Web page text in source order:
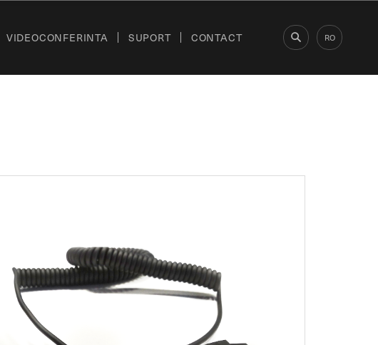
VIDEOCONFERINTA SUPORT CONTACT RO